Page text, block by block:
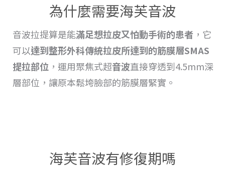
為什麼需要海芙音波
音波拉提算是能滿足想拉皮又怕動手術的患者 ，它
可以達到整形外科傳統拉皮所達到的筋膜層SMAS
提拉部位 ，運用聚焦式超音波直接穿透到4.5mm深
層部位，讓原本鬆垮臉部的筋膜層緊實。
海芙音波有修復期嗎